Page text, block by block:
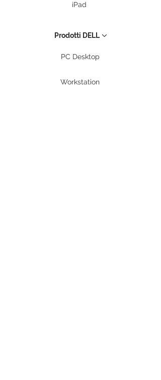
iPad
Prodotti DELL
PC Desktop
Workstation